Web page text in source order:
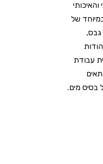
של
גבס,
עבודת
בסיס מים.